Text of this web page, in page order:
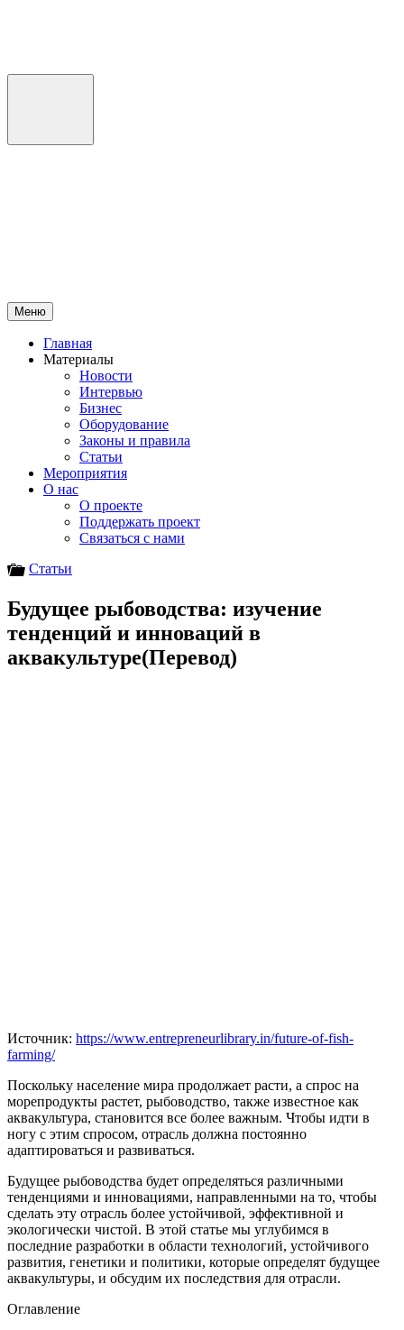
Меню
Главная
Материалы
Новости
Интервью
Бизнес
Оборудование
Законы и правила
Статьи
Мероприятия
О нас
О проекте
Поддержать проект
Связаться с нами
Статьи
Будущее рыбоводства: изучение
тенденций и инноваций в
аквакультуре(Перевод)
Источник: https://www.entrepreneurlibrary.in/future-of-fish-
farming/
Поскольку население мира продолжает расти, а спрос на
морепродукты растет, рыбоводство, также известное как
аквакультура, становится все более важным. Чтобы идти в
ногу с этим спросом, отрасль должна постоянно
адаптироваться и развиваться.
Будущее рыбоводства будет определяться различными
тенденциями и инновациями, направленными на то, чтобы
сделать эту отрасль более устойчивой, эффективной и
экологически чистой. В этой статье мы углубимся в
последние разработки в области технологий, устойчивого
развития, генетики и политики, которые определят будущее
аквакультуры, и обсудим их последствия для отрасли.
Оглавление